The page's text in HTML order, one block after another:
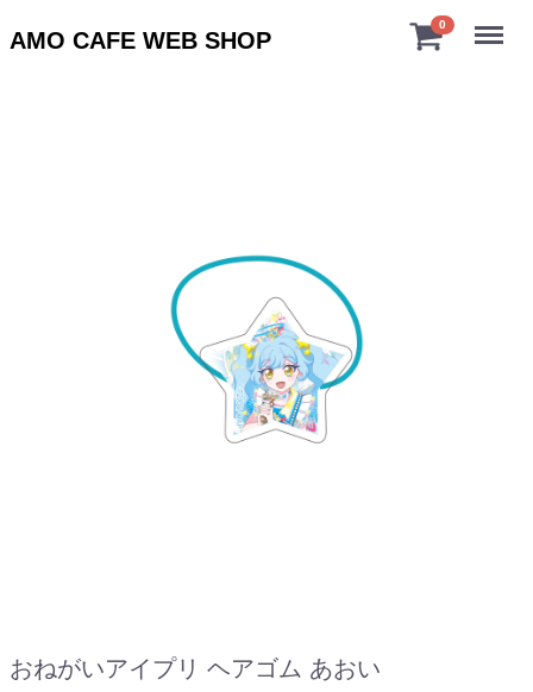
AMO CAFE WEB SHOP
0 Menu
おねがいアイプリ ヘアゴム あおい